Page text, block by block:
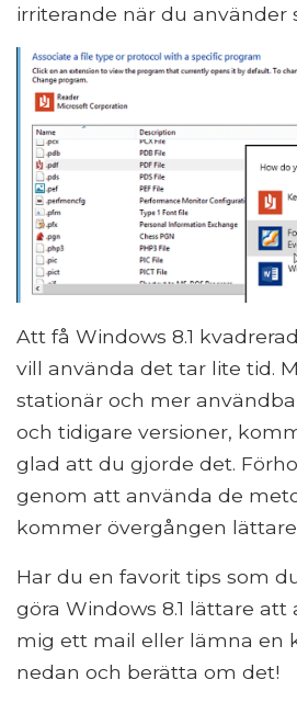
irriterande när du använder
Att få Windows 8.1
vill använda det tar lite tid.
stationär och mer
och tidigare versioner,
glad att du gjorde det.
genom att använda de
kommer övergången
Har du en favorit tips som
göra Windows 8.1 lättare att
mig ett mail eller lämna en
nedan och berätta om det!